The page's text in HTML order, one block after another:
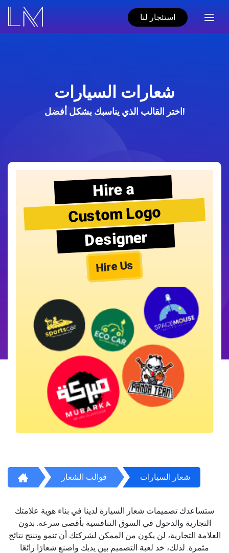
استئجار لنا
شعارات السيارات
اختر القالب الذي يناسبك بشكل أفضل!
Hire a
Custom Logo
Designer
Hire Us
قوالب الشعار شعار السيارات
ستساعدك تصميمات شعار السيارة لدينا في بناء هوية علامتك
التجارية والدخول في السوق التنافسية بأقصى سرعة. بدون
العلامة التجارية، لن يكون من الممكن لشركتك أن تنمو وتنتج نتائج
مثمرة. لذلك، خذ لعبة التصميم بين يديك واصنع شعارًا رائعًا